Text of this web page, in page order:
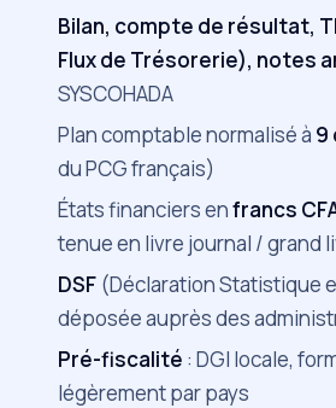
Bilan, compte de résultat,
Flux de Trésorerie), notes
SYSCOHADA
Plan comptable normalisé à 9
du PCG français)
États financiers enfrancs
tenue en livre journal / grand
DSF (Déclaration Statistique
déposée auprès des
Pré-fiscalité : DGI locale,
légèrement par pays